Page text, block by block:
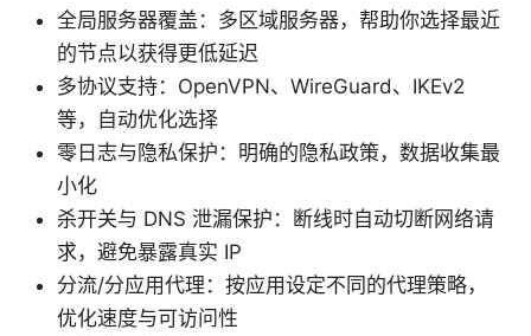
全局服务器覆盖：多区域服务器，帮助你选择最近
的节点以获得更低延迟
多协议支持：OpenVPN、WireGuard、IKEv2
等，自动优化选择
零日志与隐私保护：明确的隐私政策，数据收集最
小化
杀开关与 DNS 泄漏保护：断线时自动切断网络请
求，避免暴露真实 IP
分流/分应用代理：按应用设定不同的代理策略，
优化速度与可访问性